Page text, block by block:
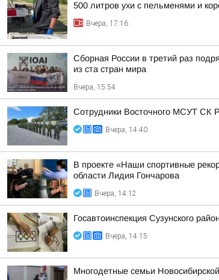
500 литров ухи с пельменями и
Вчера, 17:16
Сборная России в третий раз
из ста стран мира
Вчера, 15:54
Сотрудники Восточного МСУТ СК
Вчера, 14:40
В проекте «Наши спортивные
области Лидия Гончарова
Вчера, 14:12
Госавтоинспекция Сузунского
Вчера, 14:15
Многодетные семьи